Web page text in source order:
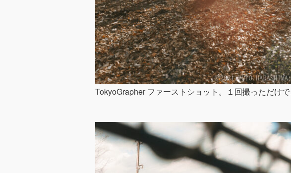
TokyoGrapher ファーストショット。１回撮っただけ